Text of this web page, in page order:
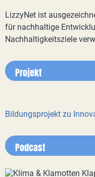
LizzyNet ist
für nachhaltige
Nachhaltigkeitsziele
Projekt
Bildungsprojekt zu
Podcast